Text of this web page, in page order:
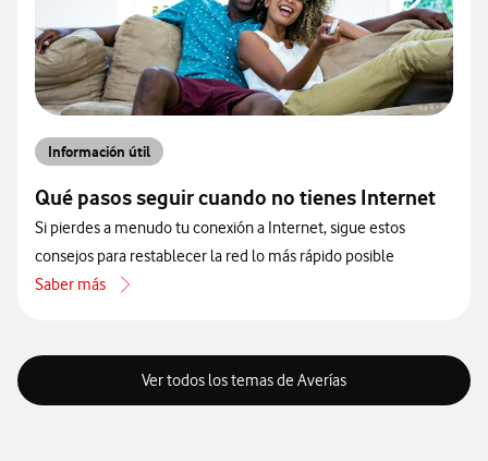
Información útil
Qué pasos seguir cuando no tienes Internet
Si pierdes a menudo tu conexión a Internet, sigue estos
consejos para restablecer la red lo más rápido posible
Saber más
acerca de Qué pasos seguir cuando no tienes Internet
Ver todos los temas de Averías